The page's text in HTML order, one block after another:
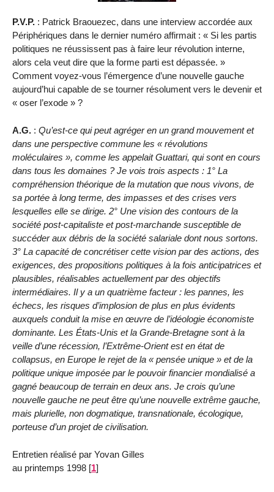
P.V.P. : Patrick Braouezec, dans une interview accordée aux
Périphériques dans le dernier numéro affirmait : « Si les partis
politiques ne réussissent pas à faire leur révolution interne,
alors cela veut dire que la forme parti est dépassée. »
Comment voyez-vous l’émergence d’une nouvelle gauche
aujourd’hui capable de se tourner résolument vers le devenir et
« oser l’exode » ?
A.G. : Qu’est-ce qui peut agréger en un grand mouvement et
dans une perspective commune les « révolutions
moléculaires », comme les appelait Guattari, qui sont en cours
dans tous les domaines ? Je vois trois aspects : 1° La
compréhension théorique de la mutation que nous vivons, de
sa portée à long terme, des impasses et des crises vers
lesquelles elle se dirige. 2° Une vision des contours de la
société post-capitaliste et post-marchande susceptible de
succéder aux débris de la société salariale dont nous sortons.
3° La capacité de concrétiser cette vision par des actions, des
exigences, des propositions politiques à la fois anticipatrices et
plausibles, réalisables actuellement par des objectifs
intermédiaires. Il y a un quatrième facteur : les pannes, les
échecs, les risques d’implosion de plus en plus évidents
auxquels conduit la mise en œuvre de l’idéologie économiste
dominante. Les États-Unis et la Grande-Bretagne sont à la
veille d’une récession, l’Extrême-Orient est en état de
collapsus, en Europe le rejet de la « pensée unique » et de la
politique unique imposée par le pouvoir financier mondialisé a
gagné beaucoup de terrain en deux ans. Je crois qu’une
nouvelle gauche ne peut être qu’une nouvelle extrême gauche,
mais plurielle, non dogmatique, transnationale, écologique,
porteuse d’un projet de civilisation.
Entretien réalisé par Yovan Gilles
au printemps 1998 [1]